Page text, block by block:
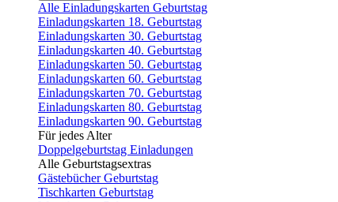
Alle Einladungskarten Geburtstag
Einladungskarten 18. Geburtstag
Einladungskarten 30. Geburtstag
Einladungskarten 40. Geburtstag
Einladungskarten 50. Geburtstag
Einladungskarten 60. Geburtstag
Einladungskarten 70. Geburtstag
Einladungskarten 80. Geburtstag
Einladungskarten 90. Geburtstag
Für jedes Alter
Doppelgeburtstag Einladungen
Alle Geburtstagsextras
Gästebücher Geburtstag
Tischkarten Geburtstag